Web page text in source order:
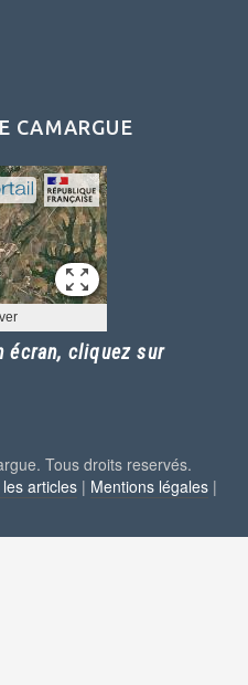
CAMARGUE
écran, cliquez sur
Tous droits reservés.
articles | Mentions légales |